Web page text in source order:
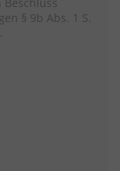
Beschluss
§ 9b Abs. 1 S.